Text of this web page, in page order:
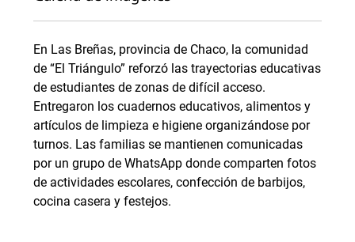
En Las Breñas, provincia de Chaco, la comunidad
de “El Triángulo” reforzó las trayectorias educativas
de estudiantes de zonas de difícil acceso.
Entregaron los cuadernos educativos, alimentos y
artículos de limpieza e higiene organizándose por
turnos. Las familias se mantienen comunicadas
por un grupo de WhatsApp donde comparten fotos
de actividades escolares, confección de barbijos,
cocina casera y festejos.